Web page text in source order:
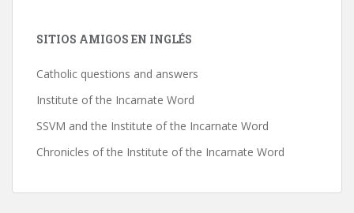
SITIOS AMIGOS EN INGLÉS
Catholic questions and answers
Institute of the Incarnate Word
SSVM and the Institute of the Incarnate Word
Chronicles of the Institute of the Incarnate Word